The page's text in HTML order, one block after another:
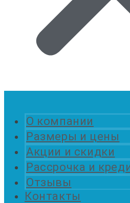
О компании
Размеры и цены
Акции и скидки
Рассрочка и
Отзывы
Контакты